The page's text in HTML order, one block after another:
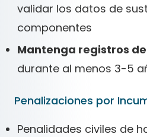
validar los datos de
componentes
Mantenga registros
durante al menos 3-5
Penalizaciones por
Penalidades civiles de